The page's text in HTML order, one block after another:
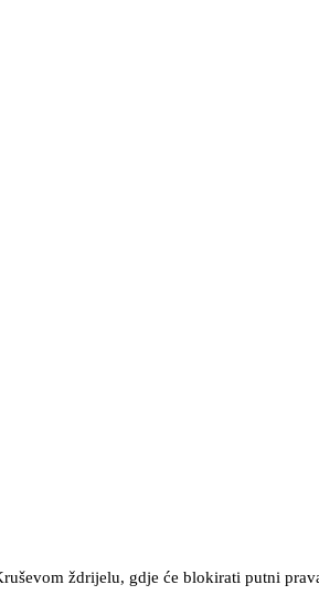
ždrijelu, gdje će blokirati putni